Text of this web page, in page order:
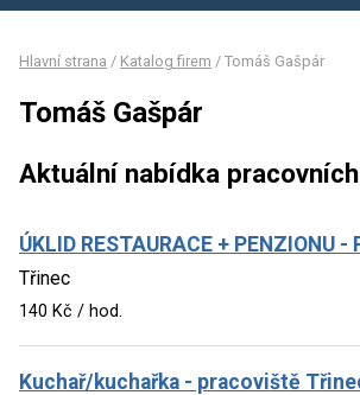
Hlavní strana / Katalog firem / Tomáš Gašpár
Tomáš Gašpár
Aktuální nabídka
ÚKLID RESTAURACE + PENZIONU
Třinec
140 Kč / hod.
Kuchař/kuchařka - pracoviště